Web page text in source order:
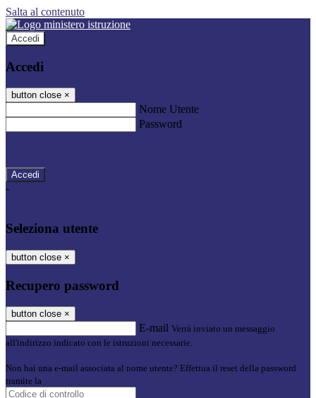
Salta al contenuto
Accedi
Accedi
button close ×
Nome Utente
Password
-
Seleziona utente
button close ×
Recupero password
button close ×
E-mail Verrà inviato un messaggio
all'indirizzo indicato con le istruzioni necessarie.
Non hai una e-mail associata al nome utente? Effettua il reset della password
tramite la